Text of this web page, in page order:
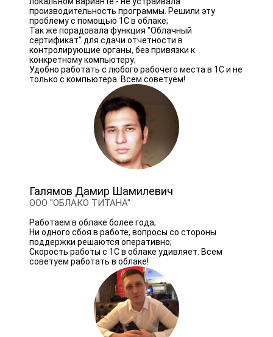
производительность программы. Решили эту
проблему с помощью 1С в облаке;
Так же порадовала функция "Облачный
сертификат" для сдачи отчетности в
контролирующие органы, без привязки к
конкретному компьютеру;
Удобно работать с любого рабочего места в 1С и не
только с компьютера. Всем советуем!
Галямов Дамир Шамилевич
ООО "ОБЛАКО ТИТАНА"
Работаем в облаке более года;
Ни одного сбоя в работе, вопросы со стороны
поддержки решаются оперативно;
Скорость работы с 1С в облаке удивляет. Всем
советуем работать в облаке!